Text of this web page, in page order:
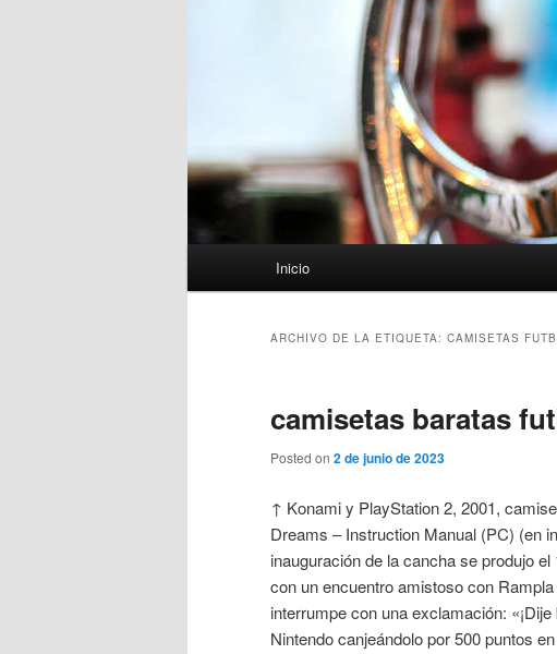
Inicio
ARCHIVO DE LA ETIQUETA: CAMISETAS
camisetas baratas
Posted on 2 de junio de 2023
↑ Konami y PlayStation 2, 2001,
Dreams – Instruction Manual (PC) (en
inauguración de la cancha se produjo
con un encuentro amistoso con
interrumpe con una exclamación:
Nintendo canjeándolo por 500 puntos